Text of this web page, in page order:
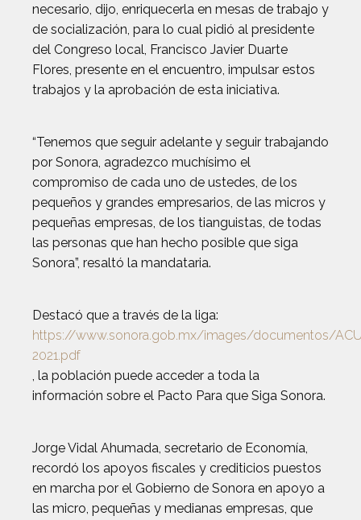
necesario, dijo, enriquecerla en mesas de trabajo y
de socialización, para lo cual pidió al presidente
del Congreso local, Francisco Javier Duarte
Flores, presente en el encuentro, impulsar estos
trabajos y la aprobación de esta iniciativa.
“Tenemos que seguir adelante y seguir trabajando
por Sonora, agradezco muchísimo el
compromiso de cada uno de ustedes, de los
pequeños y grandes empresarios, de las micros y
pequeñas empresas, de los tianguistas, de todas
las personas que han hecho posible que siga
Sonora”, resaltó la mandataria.
Destacó que a través de la liga:
https://www.sonora.gob.mx/images/documentos/
2021.pdf
, la población puede acceder a toda la
información sobre el Pacto Para que Siga Sonora.
Jorge Vidal Ahumada, secretario de Economía,
recordó los apoyos fiscales y crediticios puestos
en marcha por el Gobierno de Sonora en apoyo a
las micro, pequeñas y medianas empresas, que